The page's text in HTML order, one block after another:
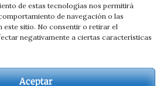
de estas tecnologías nos permitirá
de navegación o las
este sitio. No consentir o retirar el
negativamente a ciertas características
Aceptar